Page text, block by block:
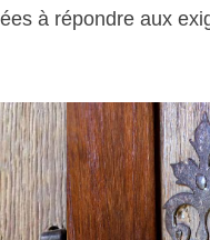
à répondre aux